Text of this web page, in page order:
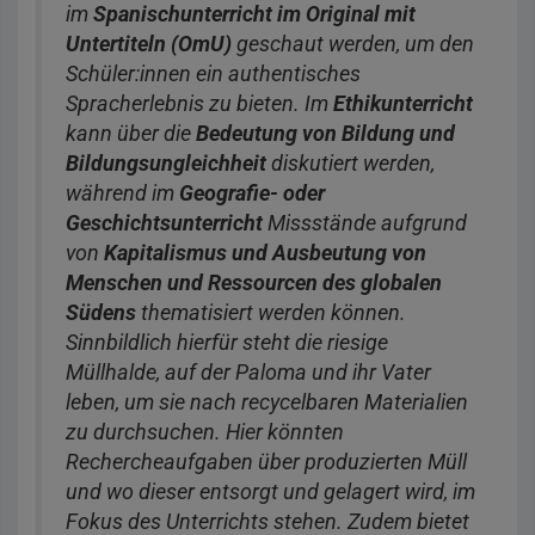
im Spanischunterricht im Original mit
Untertiteln (OmU) geschaut werden, um den
Schüler:innen ein authentisches
Spracherlebnis zu bieten. Im Ethikunterricht
kann über die Bedeutung von Bildung und
Bildungsungleichheit diskutiert werden,
während im Geografie- oder
Geschichtsunterricht Missstände aufgrund
von Kapitalismus und Ausbeutung von
Menschen und Ressourcen des globalen
Südens thematisiert werden können.
Sinnbildlich hierfür steht die riesige
Müllhalde, auf der Paloma und ihr Vater
leben, um sie nach recycelbaren Materialien
zu durchsuchen. Hier könnten
Rechercheaufgaben über produzierten Müll
und wo dieser entsorgt und gelagert wird, im
Fokus des Unterrichts stehen. Zudem bietet